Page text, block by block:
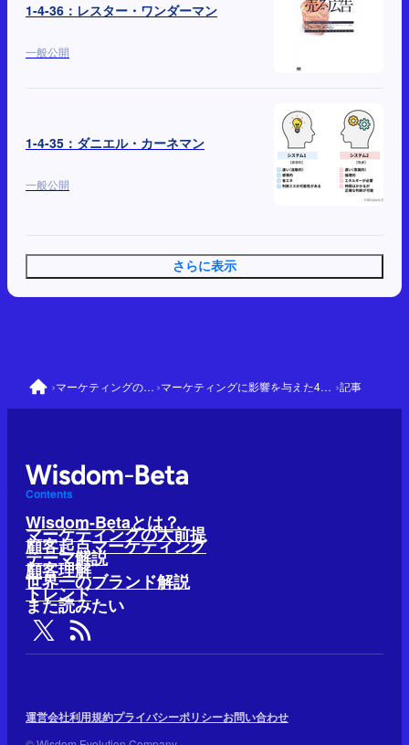
1-4-36：レスター・ワンダーマン
一般公開
1-4-35：ダニエル・カーネマン
一般公開
さらに表示
› マーケティングの大前提 › マーケティングに影響を与えた41人と理論 ›記事
Contents
Wisdom-Betaとは？
マーケティングの大前提
顧客起点マーケティング
テーマ解説
顧客理解
世界一のブランド解説
トレンド
また読みたい
運営会社利用規約プライバシーポリシーお問い合わせ